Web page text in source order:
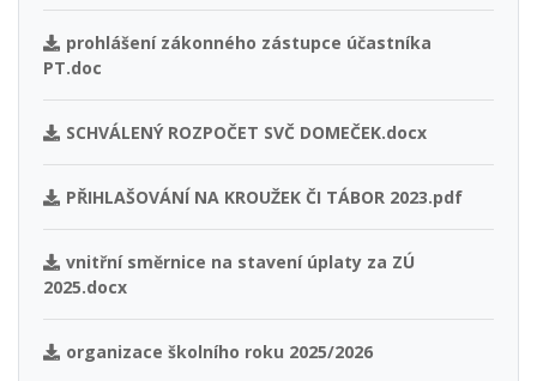
prohlášení zákonného zástupce účastníka
PT.doc
SCHVÁLENÝ ROZPOČET SVČ DOMEČEK.docx
PŘIHLAŠOVÁNÍ NA KROUŽEK ČI TÁBOR 2023.pdf
vnitřní směrnice na stavení úplaty za ZÚ
2025.docx
organizace školního roku 2025/2026